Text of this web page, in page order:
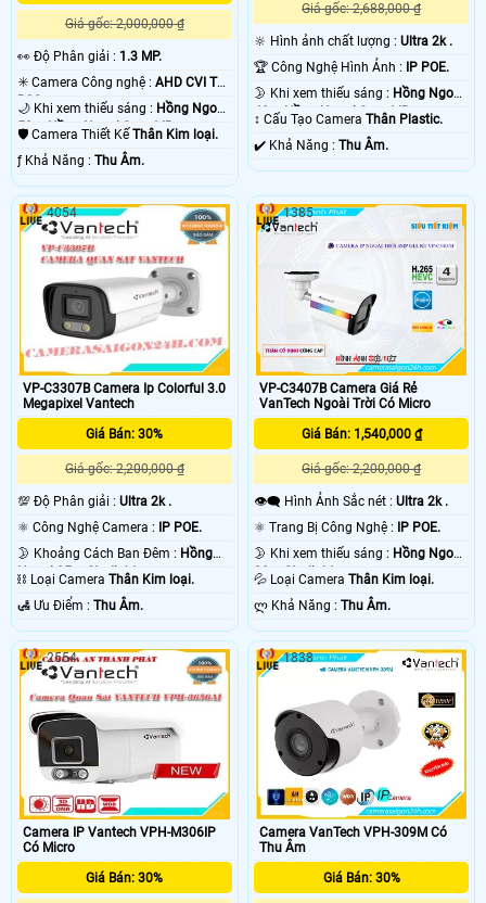
Giá gốc: 2,000,000 ₫
️👀 Độ Phân giải : 1.3 MP.
✳️ Camera Công nghệ : AHD CVI TVI
BCS.
🌙 Khi xem thiếu sáng : Hồng Ngoại
50m Hồng Ngoại Smart IR.
🛡 Camera Thiết Kế Thân Kim loại.
️ƒ Khả Năng : Thu Âm.
Giá gốc: 2,688,000 ₫
🔆 Hình ảnh chất lượng :Ultra 2k .
🏆 Công Nghệ Hình Ảnh :
IP POE.
🌛 Khi xem thiếu sáng : Hồng Ngoại
40m Hồng Ngoại Smart IR.
↕️ Cấu Tạo CameraThân Plastic.
️✔️ Khả Năng :Thu Âm.
VP-C3307B Camera Ip Colorful 3.0
Megapixel Vantech
Giá Bán: 30%
Giá gốc: 2,200,000 ₫
💯 Độ Phân giải : Ultra 2k .
⚛️ Công Nghệ Camera : IP POE.
🌛 Khoảng Cách Ban Đêm : Hồng
Ngoại 25m Starlight.
⛓ Loại Camera Thân Kim loại.
️🛃 Ưu Điểm : Thu Âm.
4054
VP-C3407B Camera Giá Rẻ
VanTech Ngoài Trời Có Micro
Giá Bán: 1,540,000 ₫
Giá gốc: 2,200,000 ₫
👁️‍🗨 Hình Ảnh Sắc nét :Ultra 2k .
⚛️ Trang Bị Công Nghệ : IP POE.
🌛 Khi xem thiếu sáng : Hồng Ngoại
20m Starlight.
💦 Loại CameraThân Kim loại.
️ლ Khả Năng :Thu Âm.
1385
Camera IP Vantech VPH-M306IP
Có Micro
Giá Bán: 30%
2554
Camera VanTech VPH-309M Có
Thu Âm
Giá Bán: 30%
1838